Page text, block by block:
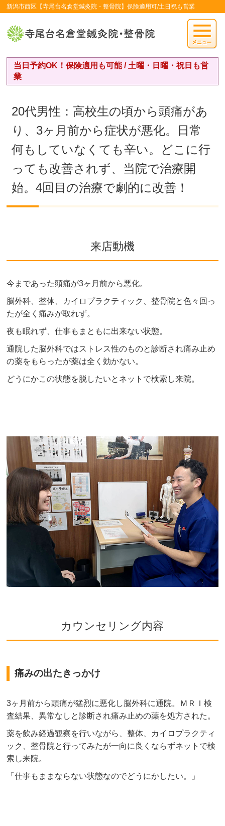
新潟市西区【寺尾台名倉堂鍼灸院・整骨院】保険適用可/土日祝も営業
当日予約OK！保険適用も可能 / 土曜・日曜・祝日も営
業
20代男性：高校生の頃から頭痛があ
り、3ヶ月前から症状が悪化。日常
何もしていなくても辛い。どこに行
っても改善されず、当院で治療開
始。4回目の治療で劇的に改善！
来店動機
今まであった頭痛が3ヶ月前から悪化。
脳外科、整体、カイロプラクティック、整骨院と色々回っ
たが全く痛みが取れず。
夜も眠れず、仕事もまともに出来ない状態。
通院した脳外科ではストレス性のものと診断され痛み止め
の薬をもらったが薬は全く効かない。
どうにかこの状態を脱したいとネットで検索し来院。
カウンセリング内容
痛みの出たきっかけ
3ヶ月前から頭痛が猛烈に悪化し脳外科に通院。ＭＲＩ検
査結果、異常なしと診断され痛み止めの薬を処方された。
薬を飲み経過観察を行いながら、整体、カイロプラクティ
ック、整骨院と行ってみたが一向に良くならずネットで検
索し来院。
「仕事もままならない状態なのでどうにかしたい。」